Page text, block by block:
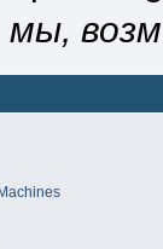
мы,